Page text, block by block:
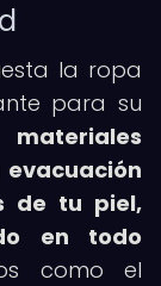
la ropa
para su
de tu piel,
en todo
como el